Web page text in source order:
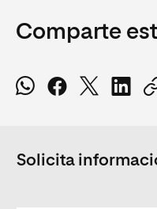
Comparte
Solicita